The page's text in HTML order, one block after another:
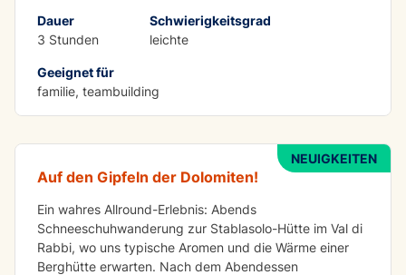
Dauer
3 Stunden
Schwierigkeitsgrad
leichte
Geeignet für
familie, teambuilding
NEUIGKEITEN
Schneeschuhwanderung auf dem Monte
Spinale - Malga Fevri
Auf den Gipfeln der Dolomiten!
Ein wahres Allround-Erlebnis: Abends
Schneeschuhwanderung zur Stablasolo-Hütte im Val di
Rabbi, wo uns typische Aromen und die Wärme einer
Berghütte erwarten. Nach dem Abendessen